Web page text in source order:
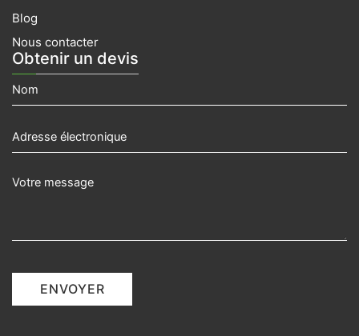
Blog
Nous contacter
Obtenir un devis
ENVOYER